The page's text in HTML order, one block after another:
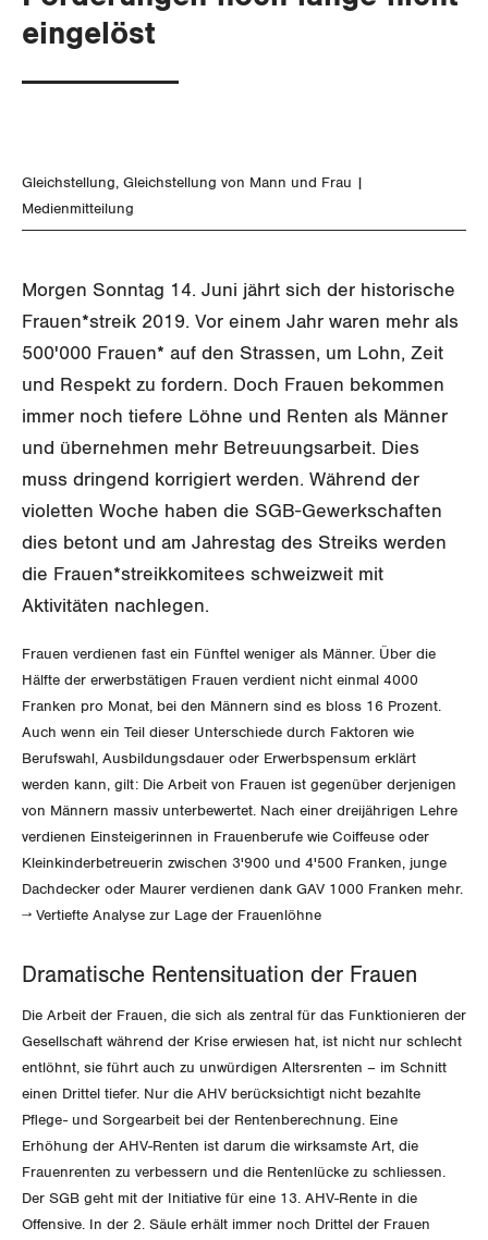
Gewerkschaftsrechte
Aussenwirtschaft
Berufliche Vorsorge
Invalidenversicherung
Gesundheit
Kommunikation und Medien
MIGRATION
GEWERKSCHAFTSPOLITIK
International
Schweiz
Landesstreik
SERVICE
GEWERKSCHAFTSMITGLIED WERDEN
LOHNRECHNER
NEWSLETTER
BROSCHÜREN/BÜCHER
Bestellformular
DER SGB
GREMIEN
Vorstand
Rentner:innen-Kommission
ZENTRALSEKRETARIAT
KANTONALE BÜNDE
Aargau
Beide Basel
Bern
Genf
Glarus
ANGESCHLOSSENE VERBÄNDE
Medien
Publikationen
Artikel
Medienmitteilungen
Dossier
Vernehmlassungen
Bücher/Broschüren
Blog
Blog Daniel Lampart
Der Europa-Blog
Kontakt
eingelöst
Gleichstellung Gleichstellung von Mann und Frau
Medienmitteilung
Morgen Sonntag 14. Juni jährt sich der historische
Frauen*streik 2019. Vor einem Jahr waren mehr als
500'000 Frauen* auf den Strassen, um Lohn, Zeit
und Respekt zu fordern. Doch Frauen bekommen
immer noch tiefere Löhne und Renten als Männer
und übernehmen mehr Betreuungsarbeit. Dies
muss dringend korrigiert werden. Während der
violetten Woche haben die SGB-Gewerkschaften
dies betont und am Jahrestag des Streiks werden
die Frauen*streikkomitees schweizweit mit
Aktivitäten nachlegen.
Frauen verdienen fast ein Fünftel weniger als Männer. Über die
Hälfte der erwerbstätigen Frauen verdient nicht einmal 4000
Franken pro Monat, bei den Männern sind es bloss 16 Prozent.
Auch wenn ein Teil dieser Unterschiede durch Faktoren wie
Berufswahl, Ausbildungsdauer oder Erwerbspensum erklärt
werden kann, gilt: Die Arbeit von Frauen ist gegenüber derjenigen
von Männern massiv unterbewertet. Nach einer dreijährigen Lehre
verdienen Einsteigerinnen in Frauenberufe wie Coiffeuse oder
Kleinkinderbetreuerin zwischen 3'900 und 4'500 Franken, junge
Dachdecker oder Maurer verdienen dank GAV 1000 Franken mehr.
→ Vertiefte Analyse zur Lage der Frauenlöhne
Dramatische Rentensituation der Frauen
Die Arbeit der Frauen, die sich als zentral für das Funktionieren der
Gesellschaft während der Krise erwiesen hat, ist nicht nur schlecht
entlöhnt, sie führt auch zu unwürdigen Altersrenten – im Schnitt
einen Drittel tiefer. Nur die AHV berücksichtigt nicht bezahlte
Pflege- und Sorgearbeit bei der Rentenberechnung. Eine
Erhöhung der AHV-Renten ist darum die wirksamste Art, die
Frauenrenten zu verbessern und die Rentenlücke zu schliessen.
Der SGB geht mit der Initiative für eine 13. AHV-Rente in die
Offensive. In der 2. Säule erhält immer noch Drittel der Frauen